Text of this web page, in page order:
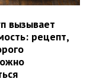
вызывает
рецепт,